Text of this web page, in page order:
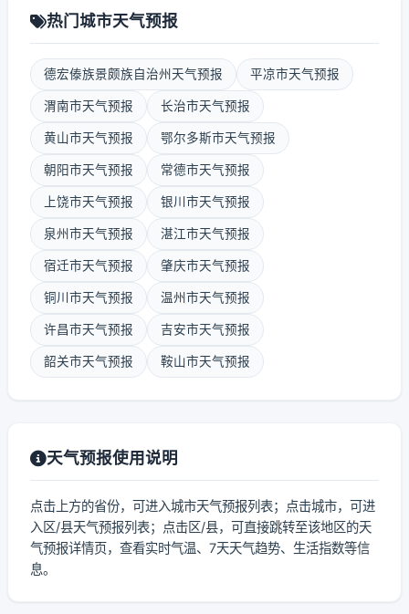
热门城市天气预报
德宏傣族景颇族自治州天气预报 平凉市天气预报
渭南市天气预报 长治市天气预报
黄山市天气预报 鄂尔多斯市天气预报
朝阳市天气预报 常德市天气预报
上饶市天气预报 银川市天气预报
泉州市天气预报 湛江市天气预报
宿迁市天气预报 肇庆市天气预报
铜川市天气预报 温州市天气预报
许昌市天气预报 吉安市天气预报
韶关市天气预报 鞍山市天气预报
天气预报使用说明
点击上方的省份，可进入城市天气预报列表；点击城市，可进
入区/县天气预报列表；点击区/县，可直接跳转至该地区的天
气预报详情页，查看实时气温、7天天气趋势、生活指数等信
息。